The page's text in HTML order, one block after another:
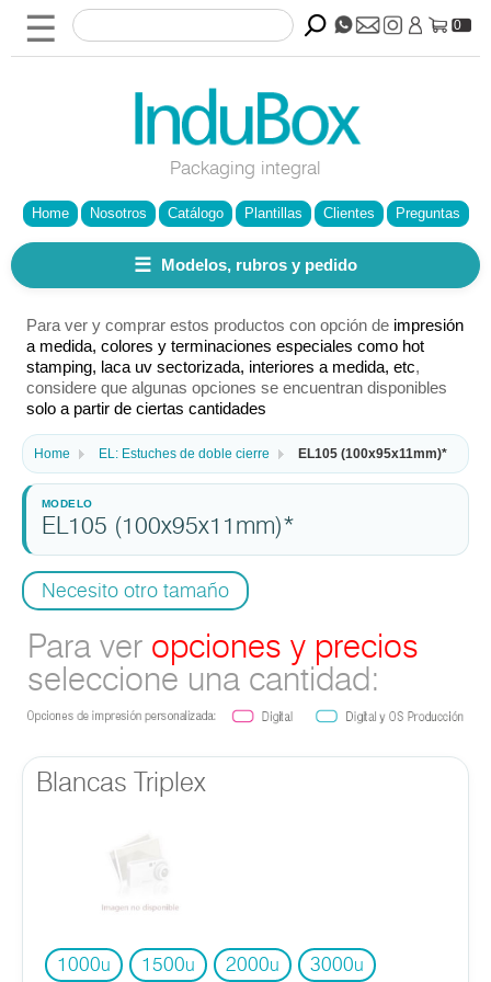
☰
Packaging integral
0
Home Nosotros Catálogo Plantillas Clientes Preguntas
☰ Modelos, rubros y pedido
Home EL: Estuches de doble cierre EL105 (100x95x11mm)*
EL105 (100x95x11mm)*
Necesito otro tamaño
Para ver opciones y precios
seleccione una cantidad:
Blancas Triplex
1000u 1500u 2000u 3000u
Para ver y comprar estos productos con opción de impresión
a medida, colores y terminaciones especiales como hot
stamping, laca uv sectorizada, interiores a medida, etc,
considere que algunas opciones se encuentran disponibles
solo a partir de ciertas cantidades